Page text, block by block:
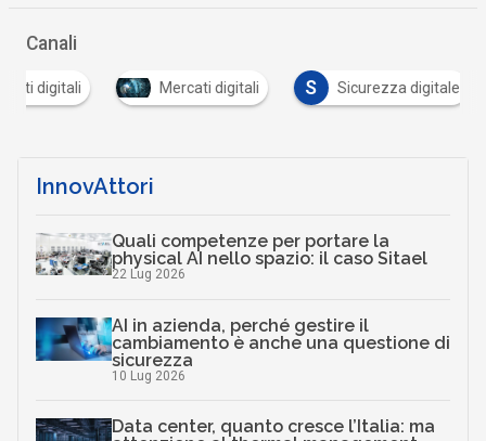
Canali
digitali Mercati digitali S Sicurezza digitale
InnovAttori
Quali competenze per portare la
physical AI nello spazio: il caso Sitael
22 Lug 2026
AI in azienda, perché gestire il
cambiamento è anche una questione di
sicurezza
10 Lug 2026
Data center, quanto cresce l’Italia: ma